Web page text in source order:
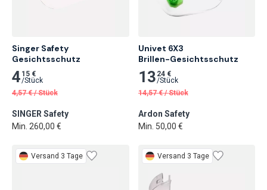
Singer Safety
Gesichtsschutz
4 15 €
/Stück
4,57 € /Stück
SINGER Safety
Min. 260,00 €
Univet 6X3
Brillen-Gesichtsschutz
13 24 €
/Stück
14,57 € /Stück
Ardon Safety
Min. 50,00 €
Versand 3 Tage Versand 3 Tage